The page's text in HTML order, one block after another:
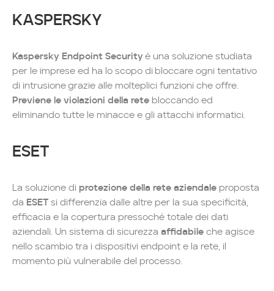
KASPERSKY
Kaspersky Endpoint Security è una soluzione studiata
per le imprese ed ha lo scopo di bloccare ogni tentativo
di intrusione grazie alle molteplici funzioni che offre.
Previene le violazioni della rete bloccando ed
eliminando tutte le minacce e gli attacchi informatici.
ESET
La soluzione di protezione della rete aziendale proposta
da ESET si differenzia dalle altre per la sua specificità,
efficacia e la copertura pressoché totale dei dati
aziendali. Un sistema di sicurezza affidabile che agisce
nello scambio tra i dispositivi endpoint e la rete, il
momento più vulnerabile del processo.